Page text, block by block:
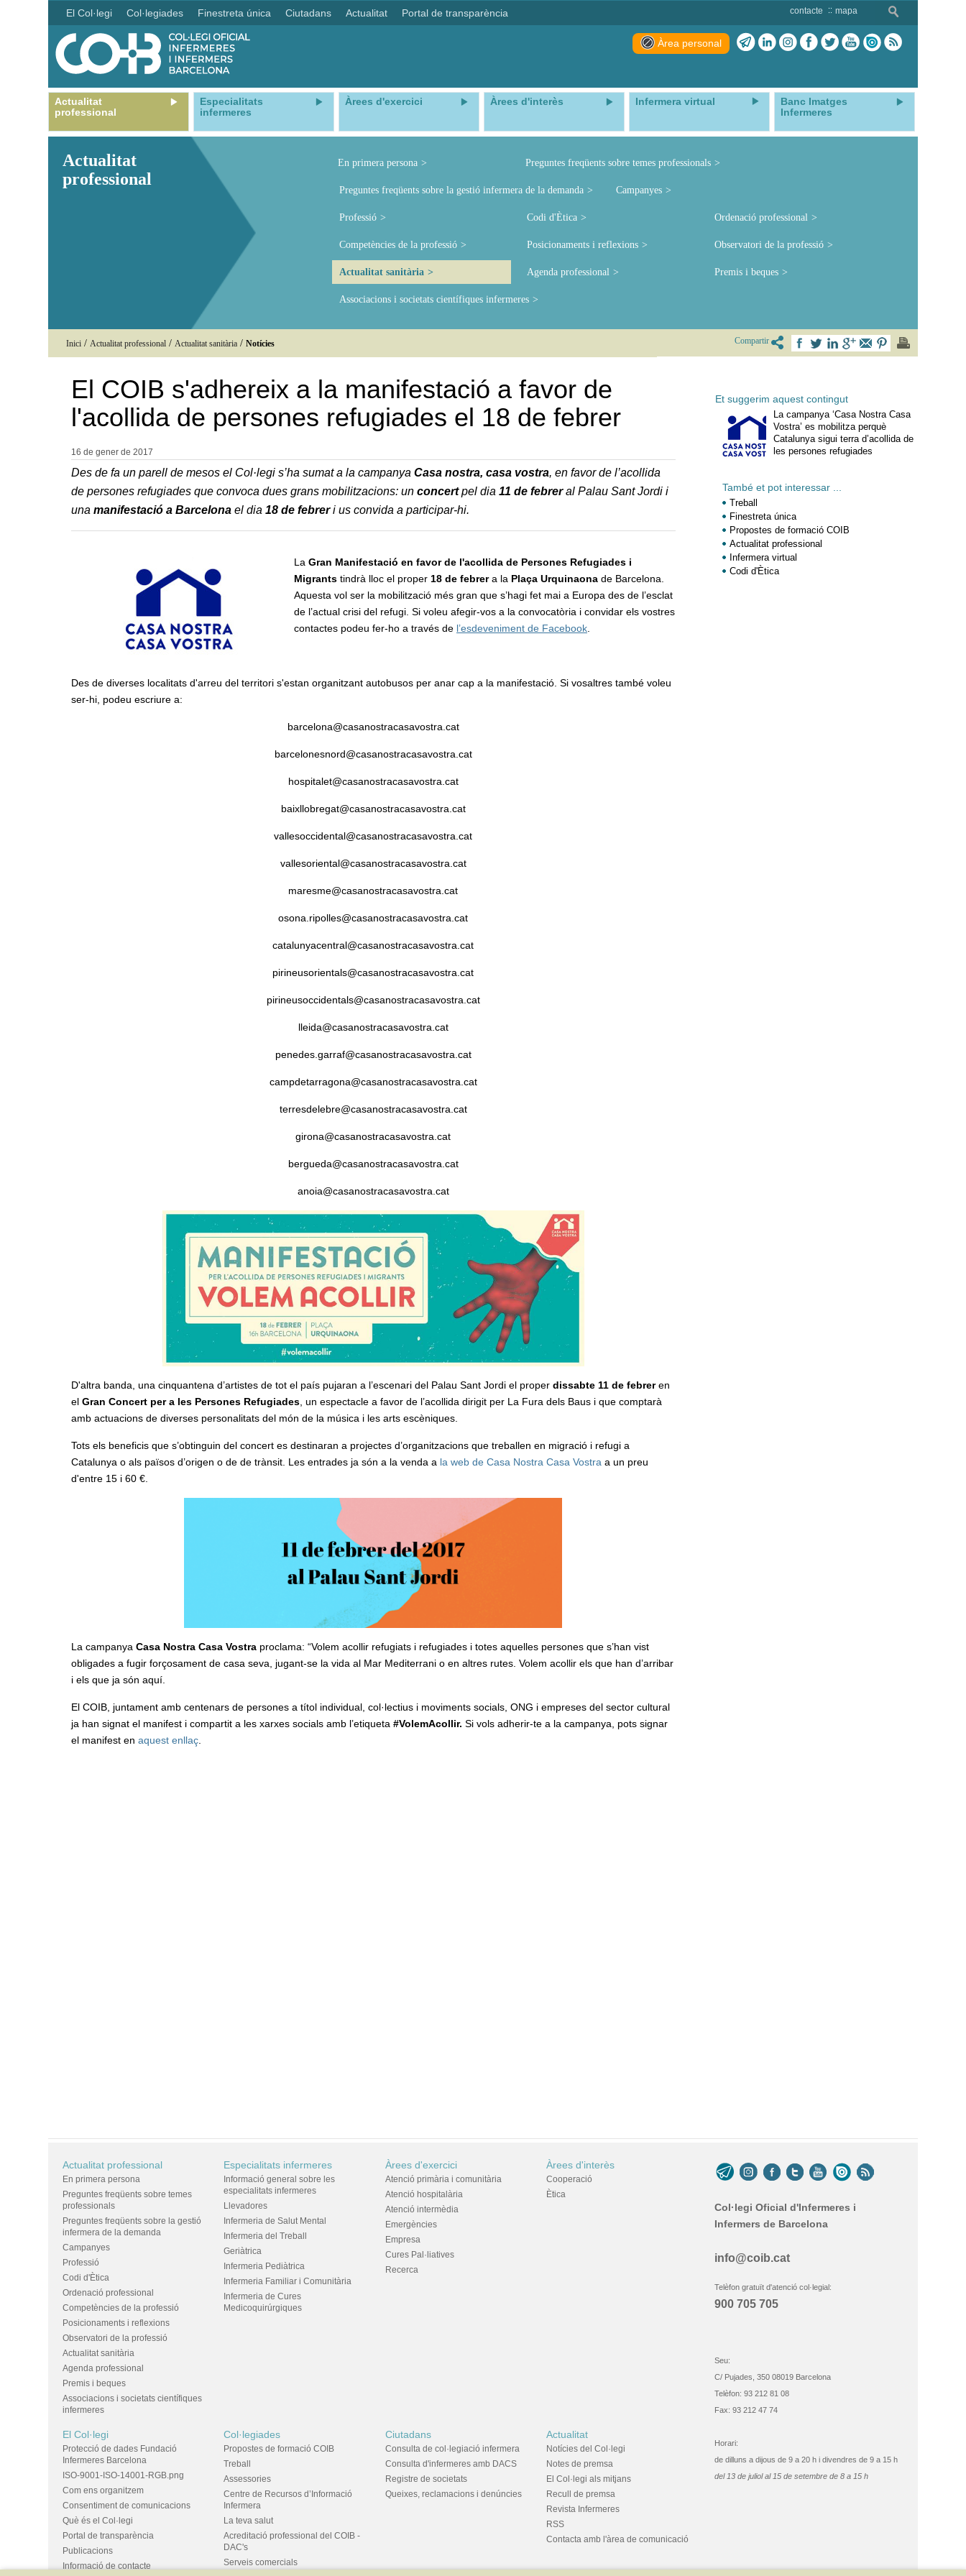
El Col·legi Col·legiades Finestreta única Ciutadans Actualitat Portal de transparència contacte mapa
Àrea personal
Actualitat
professional
Especialitats
infermeres
Àrees d'exercici Àrees d'interès Infermera virtual
Banc Imatges
Infermeres
Actualitat
professional
En primera persona Preguntes freqüents sobre temes professionals
Preguntes freqüents sobre la gestió infermera de la demanda Campanyes
Professió Codi d'Ètica Ordenació professional
Competències de la professió Posicionaments i reflexions Observatori de la professió
Actualitat sanitària Agenda professional Premis i beques
Associacions i societats científiques infermeres
Inici / Actualitat professional / Actualitat sanitària / Notícies Compartir
El COIB s'adhereix a la manifestació a favor de
l'acollida de persones refugiades el 18 de febrer
16 de gener de 2017
Des de fa un parell de mesos el Col·legi s’ha sumat a la campanya Casa nostra, casa vostra, en favor de l’acollida
de persones refugiades que convoca dues grans mobilitzacions: un concertpel dia 11 de febreral Palau Sant Jordi i
una manifestació a Barcelona el dia 18 de febreri us convida a participar-hi.
La Gran Manifestació en favor de l'acollida de Persones Refugiades i
Migrants tindrà lloc el proper 18 de febrera la Plaça Urquinaona de Barcelona.
Aquesta vol ser la mobilització més gran que s’hagi fet mai a Europa des de l’esclat
de l’actual crisi del refugi. Si voleu afegir-vos a la convocatòria i convidar els vostres
contactes podeu fer-ho a través de l’esdeveniment de Facebook
Des de diverses localitats d'arreu del territori s'estan organitzant autobusos per anar cap a la manifestació. Si vosaltres també voleu
ser-hi, podeu escriure a:
barcelona@casanostracasavostra.cat
barcelonesnord@casanostracasavostra.cat
hospitalet@casanostracasavostra.cat
baixllobregat@casanostracasavostra.cat
vallesoccidental@casanostracasavostra.cat
vallesoriental@casanostracasavostra.cat
maresme@casanostracasavostra.cat
osona.ripolles@casanostracasavostra.cat
catalunyacentral@casanostracasavostra.cat
pirineusorientals@casanostracasavostra.cat
pirineusoccidentals@casanostracasavostra.cat
lleida@casanostracasavostra.cat
penedes.garraf@casanostracasavostra.cat
campdetarragona@casanostracasavostra.cat
terresdelebre@casanostracasavostra.cat
girona@casanostracasavostra.cat
bergueda@casanostracasavostra.cat
anoia@casanostracasavostra.cat
D'altra banda, una cinquantena d’artistes de tot el país pujaran a l’escenari del Palau Sant Jordi el proper dissabte 11 de febreren
el Gran Concert per a les Persones Refugiades , un espectacle a favor de l’acollida dirigit per La Fura dels Baus i que comptarà
amb actuacions de diverses personalitats del món de la música i les arts escèniques.
Tots els beneficis que s’obtinguin del concert es destinaran a projectes d’organitzacions que treballen en migració i refugi a
Catalunya o als països d’origen o de de trànsit. Les entrades ja són a la venda a la web de Casa Nostra Casa Vostra a un preu
d'entre 15 i 60 €.
La campanya Casa Nostra Casa Vostra proclama: “Volem acollir refugiats i refugiades i totes aquelles persones que s’han vist
obligades a fugir forçosament de casa seva, jugant-se la vida al Mar Mediterrani o en altres rutes. Volem acollir els que han d’arribar
i els que ja són aquí.
El COIB, juntament amb centenars de persones a títol individual, col·lectius i moviments socials, ONG i empreses del sector cultural
ja han signat el manifest i compartit a les xarxes socials amb l’etiqueta #VolemAcollir. Si vols adherir-te a la campanya, pots signar
el manifest en aquest enllaç
Et suggerim aquest contingut
La campanya ‘Casa Nostra Casa
Vostra’ es mobilitza perquè
Catalunya sigui terra d’acollida de
les persones refugiades
També et pot interessar ...
Treball
Finestreta única
Propostes de formació COIB
Actualitat professional
Infermera virtual
Codi d'Ètica
Actualitat professional
En primera persona
Preguntes freqüents sobre temes
professionals
Preguntes freqüents sobre la gestió
infermera de la demanda
Campanyes
Professió
Codi d'Ètica
Ordenació professional
Competències de la professió
Posicionaments i reflexions
Observatori de la professió
Actualitat sanitària
Agenda professional
Premis i beques
Associacions i societats científiques
infermeres
Especialitats infermeres
Informació general sobre les
especialitats infermeres
Llevadores
Infermeria de Salut Mental
Infermeria del Treball
Geriàtrica
Infermeria Pediàtrica
Infermeria Familiar i Comunitària
Infermeria de Cures
Medicoquirúrgiques
Àrees d'exercici
Atenció primària i comunitària
Atenció hospitalària
Atenció intermèdia
Emergències
Empresa
Cures Pal·liatives
Recerca
Àrees d'interès
Cooperació
Ètica
El Col·legi
Protecció de dades Fundació
Infermeres Barcelona
ISO-9001-ISO-14001-RGB.png
Com ens organitzem
Consentiment de comunicacions
Què és el Col·legi
Portal de transparència
Publicacions
Informació de contacte
Col·legiades
Propostes de formació COIB
Treball
Assessories
Centre de Recursos d’Informació
Infermera
La teva salut
Acreditació professional del COIB -
DAC's
Serveis comercials
Ciutadans
Consulta de col·legiació infermera
Consulta d'infermeres amb DACS
Registre de societats
Queixes, reclamacions i denúncies
Actualitat
Notícies del Col·legi
Notes de premsa
El Col·legi als mitjans
Recull de premsa
Revista Infermeres
RSS
Contacta amb l'àrea de comunicació
Col·legi Oficial d'Infermeres i
Infermers de Barcelona
info@coib.cat
Telèfon gratuït d'atenció col·legial:
900 705 705
Seu:
C/ Pujades, 350 08019 Barcelona
Telèfon: 93 212 81 08
Fax: 93 212 47 74
Horari:
de dilluns a dijous de 9 a 20 h i divendres de 9 a 15 h
del 13 de juliol al 15 de setembre de 8 a 15 h